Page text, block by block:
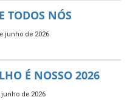
TODOS NÓS
junho de 2026
É NOSSO 2026
de 2026